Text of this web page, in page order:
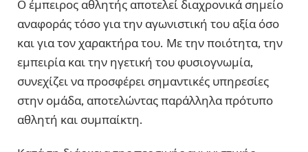
Ο έμπειρος αθλητής αποτελεί διαχρονικά σημείο
αναφοράς τόσο για την αγωνιστική του αξία όσο
και για τον χαρακτήρα του. Με την ποιότητα, την
εμπειρία και την ηγετική του φυσιογνωμία,
συνεχίζει να προσφέρει σημαντικές υπηρεσίες
στην ομάδα, αποτελώντας παράλληλα πρότυπο
αθλητή και συμπαίκτη.